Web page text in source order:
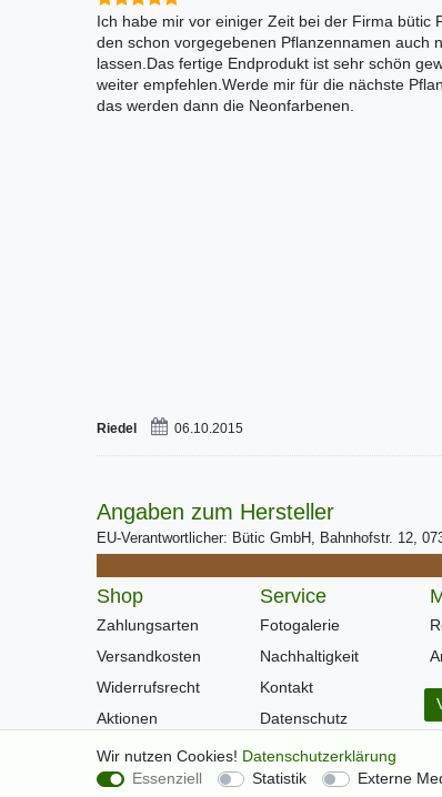
Ich habe mir vor einiger Zeit bei der Firma bütic
den schon vorgegebenen Pflanzennamen auch
lassen.Das fertige Endprodukt ist sehr schön
weiter empfehlen.Werde mir für die nächste
das werden dann die Neonfarbenen.
Riedel 06.10.2015
Angaben zum Hersteller
EU-Verantwortlicher: Bütic GmbH, Bahnhofstr. 12,
Shop
Zahlungsarten
Versandkosten
Widerrufsrecht
Aktionen
Warenkorb
Kasse
Service
Fotogalerie
Nachhaltigkeit
Kontakt
Datenschutz
AGB
Impressum
Wir nutzen Cookies! Daten­schutz­erklärung
Essenziell
Statistik Externe